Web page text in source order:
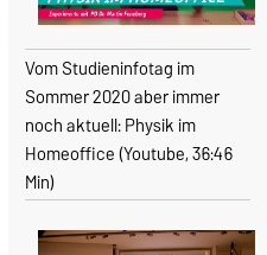
Vom Studieninfotag im
Sommer 2020 aber immer
noch aktuell: Physik im
Homeoffice (Youtube, 36:46
Min)